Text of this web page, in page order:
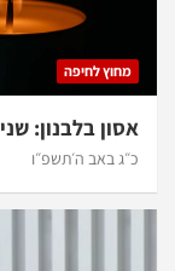
מחוץ לחיפה
אסון בלבנון:
כ״ג באב ה׳תשפ״ו